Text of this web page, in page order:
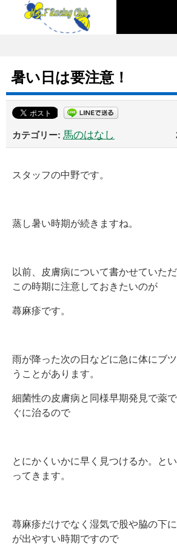
暑い日は要注意！
馬のはなし
スタッフの中野です。
蒸し暑い時期が続きますね。
以前、皮膚病について書かせていた
この時期に注意しておきたいのが
蕁麻疹です。
雨が降った次の日などに急に体にブ
うことがあります。
細菌性の皮膚病と同様早期発見で薬
ぐに治るので
とにかくいかに早く見つけるか。と
ってきます。
蕁麻疹だけでなく湿気で股や脇の下
が出やすい時期ですので